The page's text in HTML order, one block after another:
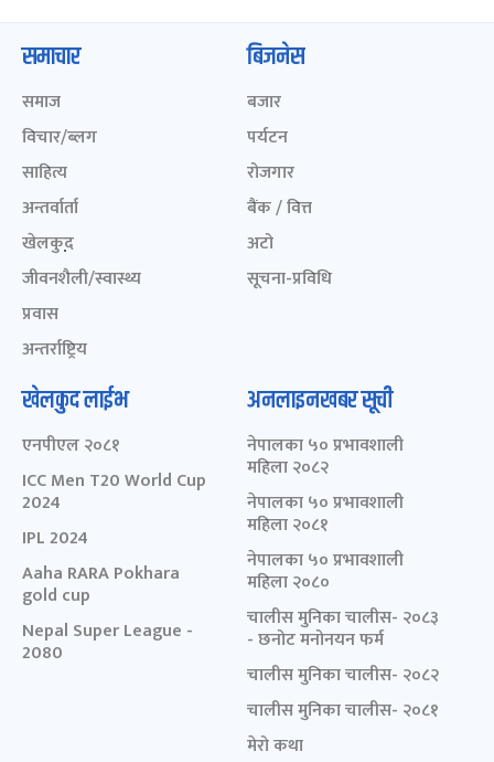
समाचार
समाज
विचार/ब्लग
साहित्य
अन्तर्वार्ता
खेलकुद़़
जीवनशैली/स्वास्थ्य
प्रवास
अन्तर्राष्ट्रिय
बिजनेस
बजार
पर्यटन
रोजगार
बैंक / वित्त
अटो
सूचना-प्रविधि
खेलकुद लाईभ
एनपीएल २०८१
ICC Men T20 World Cup
2024
IPL 2024
Aaha RARA Pokhara
gold cup
Nepal Super League -
2080
अनलाइनखबर सूची
नेपालका ५० प्रभावशाली
महिला २०८२
नेपालका ५० प्रभावशाली
महिला २०८१
नेपालका ५० प्रभावशाली
महिला २०८०
चालीस मुनिका चालीस- २०८३
- छनोट मनोनयन फर्म
चालीस मुनिका चालीस- २०८२
चालीस मुनिका चालीस- २०८१
मेरो कथा